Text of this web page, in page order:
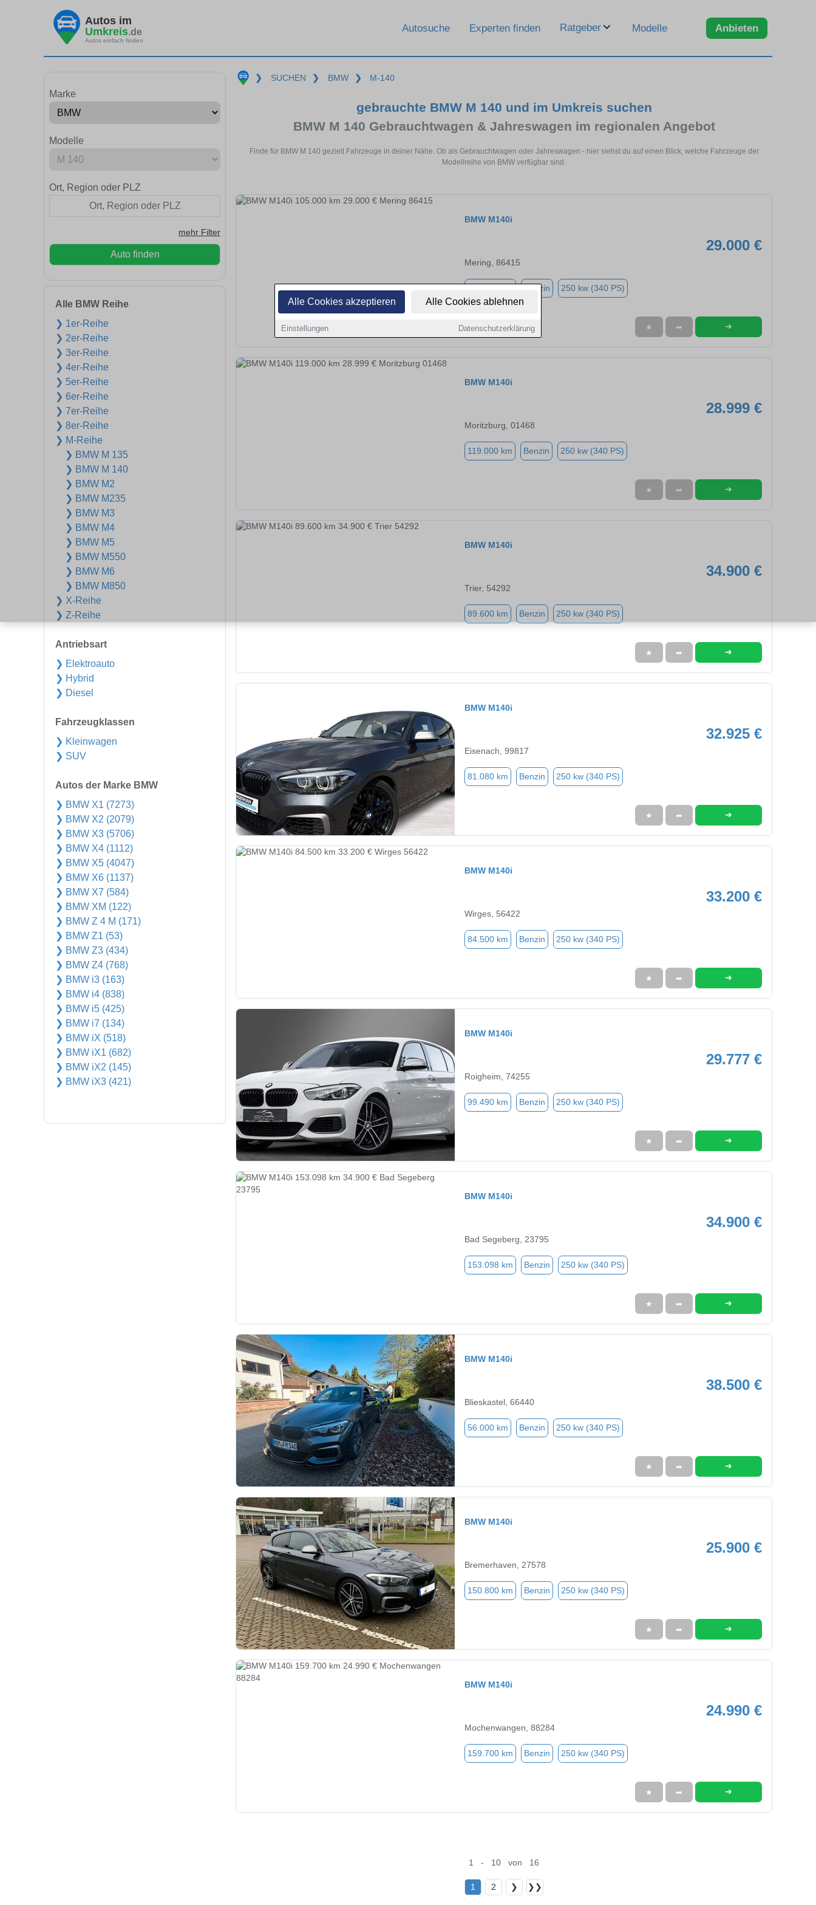
Alle Cookies akzeptieren Alle Cookies ablehnen
Einstellungen Datenschutzerklärung
Autos im
Umkreis.de
Autos einfach finden
Autosuche Experten finden Ratgeber Modelle Anbieten
Marke
Modelle
Ort, Region oder PLZ
mehr Filter
Auto finden
Alle BMW Reihe
❯ 1er-Reihe
❯ 2er-Reihe
❯ 3er-Reihe
❯ 4er-Reihe
❯ 5er-Reihe
❯ 6er-Reihe
❯ 7er-Reihe
❯ 8er-Reihe
❯ M-Reihe
❯ BMW M 135
❯ BMW M 140
❯ BMW M2
❯ BMW M235
❯ BMW M3
❯ BMW M4
❯ BMW M5
❯ BMW M550
❯ BMW M6
❯ BMW M850
❯ X-Reihe
❯ Z-Reihe
Antriebsart
❯ Elektroauto
❯ Hybrid
❯ Diesel
Fahrzeugklassen
❯ Kleinwagen
❯ SUV
Autos der Marke BMW
❯ BMW X1 (7273)
❯ BMW X2 (2079)
❯ BMW X3 (5706)
❯ BMW X4 (1112)
❯ BMW X5 (4047)
❯ BMW X6 (1137)
❯ BMW X7 (584)
❯ BMW XM (122)
❯ BMW Z 4 M (171)
❯ BMW Z1 (53)
❯ BMW Z3 (434)
❯ BMW Z4 (768)
❯ BMW i3 (163)
❯ BMW i4 (838)
❯ BMW i5 (425)
❯ BMW i7 (134)
❯ BMW iX (518)
❯ BMW iX1 (682)
❯ BMW iX2 (145)
❯ BMW iX3 (421)
❯ SUCHEN ❯ BMW ❯ M-140
gebrauchte BMW M 140 und im Umkreis suchen
BMW M 140 Gebrauchtwagen & Jahreswagen im regionalen Angebot
Finde für BMW M 140 gezielt Fahrzeuge in deiner Nähe. Ob als Gebrauchtwagen oder Jahreswagen - hier siehst du auf einen Blick, welche Fahrzeuge der
Modellreihe von BMW verfügbar sind.
BMW M140i
29.000 €
Mering, 86415
Benzin 250 kw (340 PS)
★ ➦ ➜
BMW M140i
28.999 €
Moritzburg, 01468
119.000 km Benzin 250 kw (340 PS)
★ ➦ ➜
BMW M140i
34.900 €
Trier, 54292
89.600 km Benzin 250 kw (340 PS)
★ ➦ ➜
BMW M140i
32.925 €
Eisenach, 99817
81.080 km Benzin 250 kw (340 PS)
★ ➦ ➜
BMW M140i
33.200 €
Wirges, 56422
84.500 km Benzin 250 kw (340 PS)
★ ➦ ➜
BMW M140i
29.777 €
Roigheim, 74255
99.490 km Benzin 250 kw (340 PS)
★ ➦ ➜
BMW M140i
34.900 €
Bad Segeberg, 23795
153.098 km Benzin 250 kw (340 PS)
★ ➦ ➜
BMW M140i
38.500 €
Blieskastel, 66440
56.000 km Benzin 250 kw (340 PS)
★ ➦ ➜
BMW M140i
25.900 €
Bremerhaven, 27578
150.800 km Benzin 250 kw (340 PS)
★ ➦ ➜
BMW M140i
24.990 €
Mochenwangen, 88284
159.700 km Benzin 250 kw (340 PS)
★ ➦ ➜
1 - 10 von 16
1 2 ❯ ❯❯